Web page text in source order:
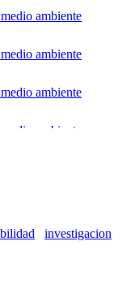
ambiente
ambiente
ambiente
ambiente
ambiente
ambiente
investigacion